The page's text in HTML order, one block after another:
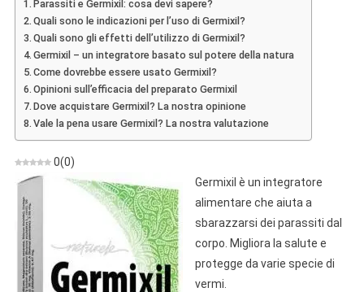
Parassiti e Germixil: cosa devi sapere?
Quali sono le indicazioni per l’uso di Germixil?
Quali sono gli effetti dell’utilizzo di Germixil?
Germixil – un integratore basato sul potere della natura
Come dovrebbe essere usato Germixil?
Opinioni sull’efficacia del preparato Germixil
Dove acquistare Germixil? La nostra opinione
Vale la pena usare Germixil? La nostra valutazione
0(0)
Germixil è un integratore
alimentare che aiuta a
sbarazzarsi dei parassiti dal
corpo. Migliora la salute e
protegge da varie specie di
vermi.